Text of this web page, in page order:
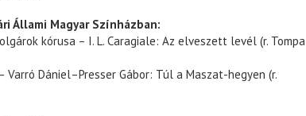
Állami Magyar Színházban:
kórusa – I. L. Caragiale: Az elveszett levél (r. Tompa
Varró Dániel–Presser Gábor: Túl a Maszat-hegyen (r.